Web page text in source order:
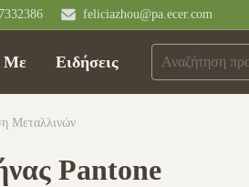
feliciazhou@pa.ecer.com
Με Ειδήσεις
Μεταλλινών
Pantone